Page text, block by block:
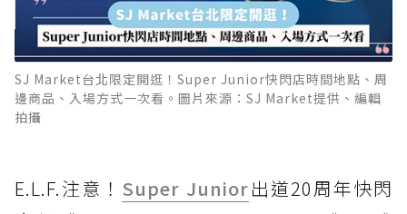
SJ Market台北限定開逛！Super Junior快閃店時間地點、周
邊商品、入場方式一次看。圖片來源：SJ Market提供、編輯
拍攝
E.L.F.注意！ Super Junior出道20周年快閃